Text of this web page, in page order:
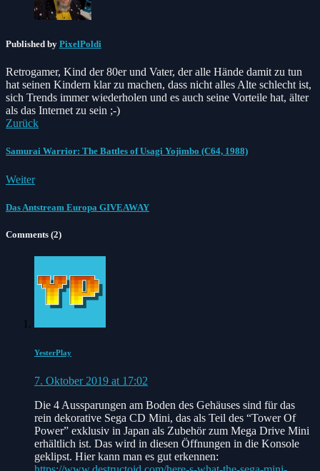
Published by PixelPoldi
Retrogamer, Kind der 80er und Vater, der alle Hände damit zu tun
hat seinen Kindern klar zu machen, dass nicht alles Alte schlecht ist,
sich Trends immer wiederholen und es auch seine Vorteile hat, älter
als das Internet zu sein ;-)
Zurück
Samurai Warrior: The Battles of Usagi Yojimbo (C64, 1988)
Weiter
Das Antstream Europa GIVEAWAY
Comments (2)
YesterPlay
7. Oktober 2019 at 17:02
Die 4 Aussparungen am Boden des Gehäuses sind für das
rein dekorative Sega CD Mini, das als Teil des “Tower Of
Power” exklusiv in Japan als Zubehör zum Mega Drive Mini
erhältlich ist. Das wird in diesen Öffnungen in die Konsole
geklipst. Hier kann man es gut erkennen: